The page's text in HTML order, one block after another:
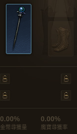
0.00%
金幣尋獲量
0.00%
魔寶尋獲率